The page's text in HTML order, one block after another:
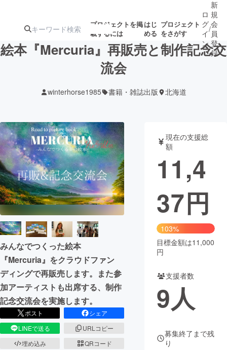
プロジェクトを掲
載するには
はじ
める
プロジェクト
をさがす
ターン
注目の新着プロ
ジェクト
募集終了が近いプ
ロジェクト
されます
アート・写真 音楽
テクノロジー・ガジェット ゲーム・
映像・映画 書籍・雑誌
ビジネス・起業 チャレンジ
まちづくり・地域活性化
CAMPFIRE for Social Good
CAMPFIRE Creation
CAMPFIREふるさと納税machi-ya コミュニティ
ロ
グ
イ
ン
/
新
規
会
員
登
録
絵本『Mercuria』再販売と制作記念交
流会
winterhorse1985 書籍・雑誌出版 北海道
みんなでつくった絵本
『Mercuria』をクラウドファン
ディングで再販売します。また参
加アーティストも出席する、制作
記念交流会を実施します。
ポスト
シェア
LINEで送る
URLコピー
埋め込み
QRコード
現在の支援総
額
11,4
37円
103%
目標金額は11,000
円
支援者数
9人
募集終了まで残
り